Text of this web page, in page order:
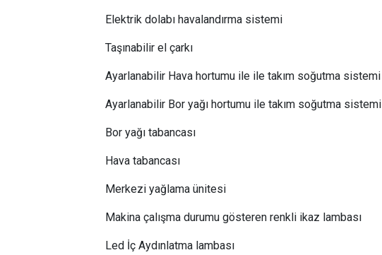
Elektrik dolabı havalandırma sistemi
Taşınabilir el çarkı
Ayarlanabilir Hava hortumu ile ile takım soğutma sistemi
Ayarlanabilir Bor yağı hortumu ile takım soğutma sistemi
Bor yağı tabancası
Hava tabancası
Merkezi yağlama ünitesi
Makina çalışma durumu gösteren renkli ikaz lambası
Led İç Aydınlatma lambası